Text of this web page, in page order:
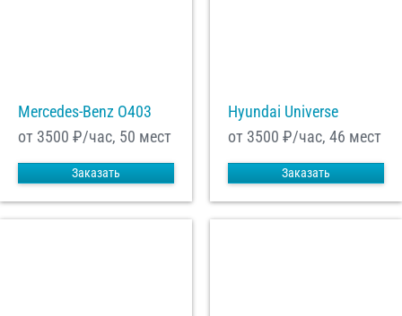
Mercedes-Benz О403
от 3500 ₽/час, 50 мест
Заказать
Hyundai Universe
от 3500 ₽/час, 46 мест
Заказать